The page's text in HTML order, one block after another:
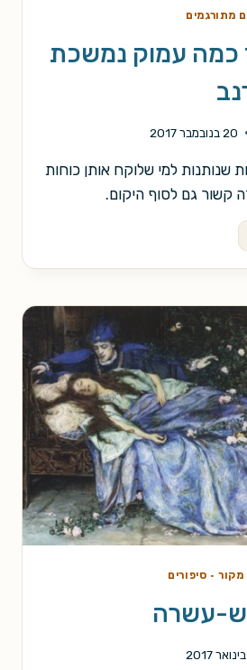
מתורגמים
כמה עמוק נמשכת
20 בנובמבר 2017
שנותנות למי שלוקח אותן כוחות
קשור גם לסוף היקום.
מקור· סיפורים
עשרה